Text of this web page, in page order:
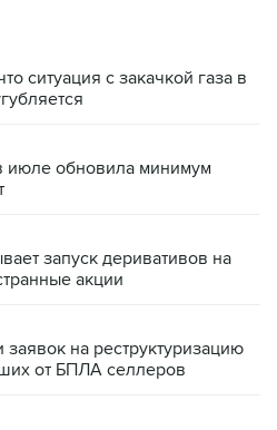
ситуация с закачкой газа в
обновила минимум
запуск деривативов на
акции
на реструктуризацию
от БПЛА селлеров